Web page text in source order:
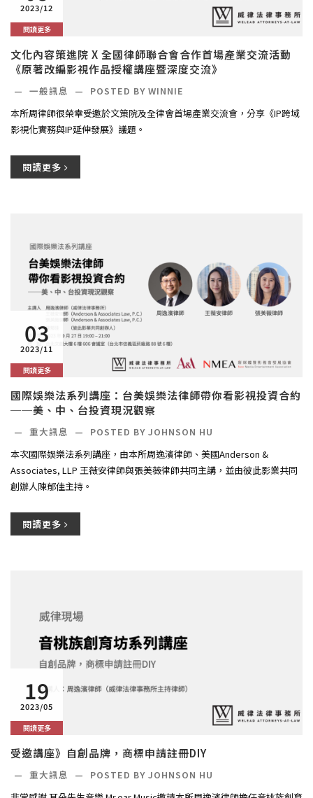
2023/12
閱讀更多
文化內容策進院 X 全國律師聯合會合作首場產業交流活動
《原著改編影視作品授權講座暨深度交流》
— 一般訊息 —
POSTED BY WINNIE
本所周律師很榮幸受邀於文策院及全律會首場產業交流會，分享《IP跨域
影視化實務與IP延伸發展》議題。
閱讀更多
03
2023/11
閱讀更多
國際娛樂法系列講座：台美娛樂法律師帶你看影視投資合約
──美、中、台投資現況觀察
— 重大訊息 —
POSTED BY JOHNSON HU
本次國際娛樂法系列講座，由本所周逸濱律師、美國Anderson &
Associates, LLP 王薇安律師與張美薇律師共同主講，並由彼此影業共同
創辦人陳郁佳主持。
閱讀更多
19
2023/05
閱讀更多
受邀講座》自創品牌，商標申請註冊DIY
— 重大訊息 —
POSTED BY JOHNSON HU